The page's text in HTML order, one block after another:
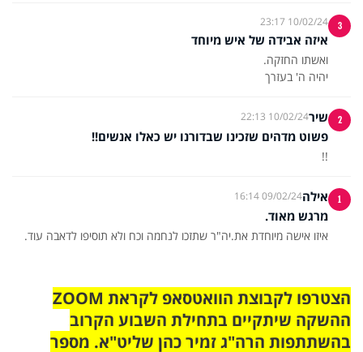
3
10/02/24 23:17
איזה אבידה של איש מיוחד
יהיה ה' בעזרך
2 שיר10/02/24 22:13
פשוט מדהים שזכינו שבדורנו יש כאלו אנשים!!
!!
1 אילה09/02/24 16:14
מרגש מאוד.
איזו אישה מיוחדת את.יה"ר שתזכו לנחמה וכח ולא תוסיפו לדאבה עוד.
הצטרפו לקבוצת הוואטסאפ לקראת ZOOM
ההשקה שיתקיים בתחילת השבוע הקרוב
בהשתתפות הרה"ג זמיר כהן שליט"א. מספר